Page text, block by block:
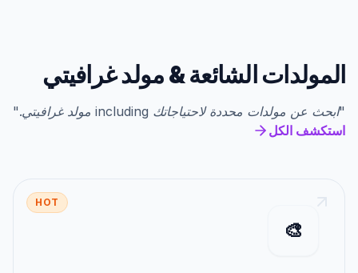
المولدات الشائعة&مولد غرافيتي
"ابحث عن مولدات محددة لاحتياجاتك مولد غرافيتي."
استكشف الكل
HOT
🎨